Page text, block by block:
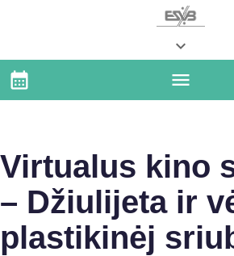
Virtualus kino
– Džiulijeta ir
plastikinėj